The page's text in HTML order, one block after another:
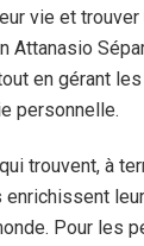
vie et trouver
Attanasio
en gérant
personnelle.
trouvent, à
Pour les